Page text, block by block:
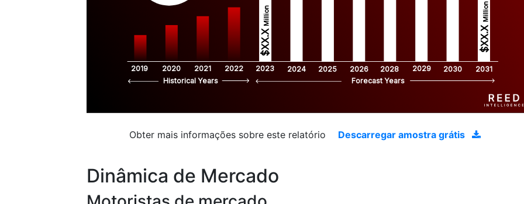
2019 2020 2021 2022 2023 2024 2025 2026 2028 2029 2030 2031
$XX.X
Million
$XX.X
Million
Historical Years Forecast Years
Obter mais informações sobre este relatório Descarregar amostra grátis
Dinâmica de Mercado